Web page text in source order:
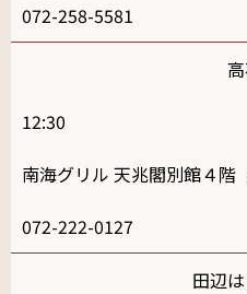
072-258-5581
12:30
南海グリル 天兆閣別館４階
072-222-0127
田辺